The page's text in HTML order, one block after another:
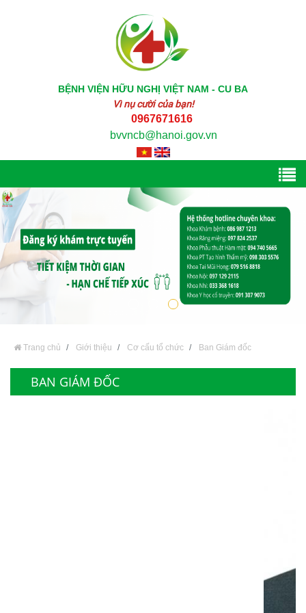
BỆNH VIỆN HỮU NGHỊ VIỆT NAM - CU BA
Vì nụ cười của bạn!
0967671616
bvvncb@hanoi.gov.vn
Trang chủ Giới thiệu Cơ cấu tổ chức Ban Giám đốc
BAN GIÁM ĐỐC